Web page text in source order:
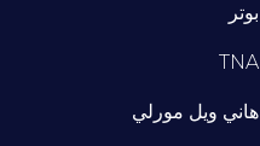
بوتر
TNA
هاني ويل مورلي